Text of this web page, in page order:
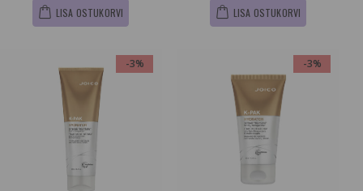
LISA OSTUKORVI LISA OSTUKORVI
-3% -3%